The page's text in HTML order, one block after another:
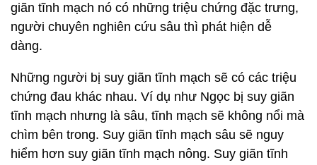
giãn tĩnh mạch nó có những triệu chứng đặc trưng,
người chuyên nghiên cứu sâu thì phát hiện dễ
dàng.
Những người bị suy giãn tĩnh mạch sẽ có các triệu
chứng đau khác nhau. Ví dụ như Ngọc bị suy giãn
tĩnh mạch nhưng là sâu, tĩnh mạch sẽ không nổi mà
chìm bên trong. Suy giãn tĩnh mạch sâu sẽ nguy
hiểm hơn suy giãn tĩnh mạch nông. Suy giãn tĩnh